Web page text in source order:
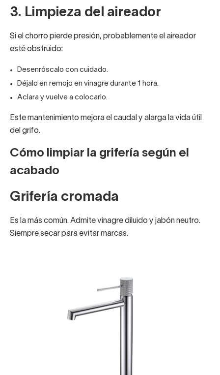
3. Limpieza del aireador
Si el chorro pierde presión, probablemente el aireador
esté obstruido:
Desenróscalo con cuidado.
Déjalo en remojo en vinagre durante 1 hora.
Aclara y vuelve a colocarlo.
Este mantenimiento mejora el caudal y alarga la vida útil
del grifo.
Cómo limpiar la grifería según el
acabado
Grifería cromada
Es la más común. Admite vinagre diluido y jabón neutro.
Siempre secar para evitar marcas.